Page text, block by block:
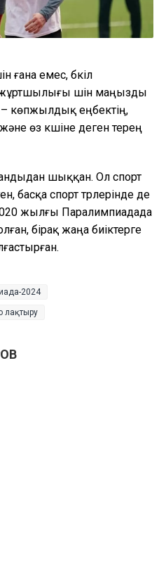
ғана емес, бүкіл
жұртшылығы үшін маңызды
– көпжылдық еңбектің,
өз күшіне деген терең
шыққан. Ол спорт
басқа спорт түрлерінде де
жылғы Паралимпиадада
бірақ жаңа биіктерге
2024
лақтыру